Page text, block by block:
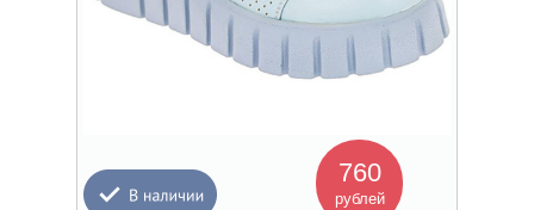
760
рублей